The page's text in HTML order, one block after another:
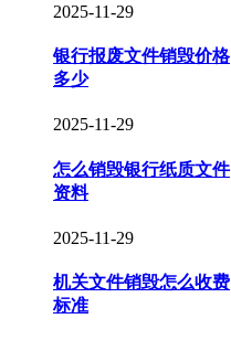
2025-11-29
银行报废文件销毁价格
多少
2025-11-29
怎么销毁银行纸质文件
资料
2025-11-29
机关文件销毁怎么收费
标准